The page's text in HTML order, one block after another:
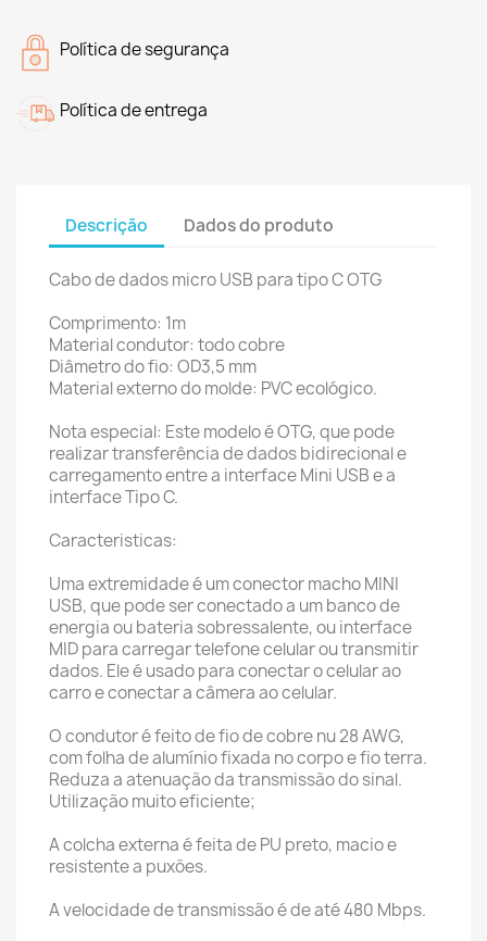
Política de segurança
Política de entrega
Descrição Dados do produto
Cabo de dados micro USB para tipo C OTG
Comprimento: 1m
Material condutor: todo cobre
Diâmetro do fio: OD3,5 mm
Material externo do molde: PVC ecológico.
Nota especial: Este modelo é OTG, que pode
realizar transferência de dados bidirecional e
carregamento entre a interface Mini USB e a
interface Tipo C.
Caracteristicas:
Uma extremidade é um conector macho MINI
USB, que pode ser conectado a um banco de
energia ou bateria sobressalente, ou interface
MID para carregar telefone celular ou transmitir
dados. Ele é usado para conectar o celular ao
carro e conectar a câmera ao celular.
O condutor é feito de fio de cobre nu 28 AWG,
com folha de alumínio fixada no corpo e fio terra.
Reduza a atenuação da transmissão do sinal.
Utilização muito eficiente;
A colcha externa é feita de PU preto, macio e
resistente a puxões.
A velocidade de transmissão é de até 480 Mbps.